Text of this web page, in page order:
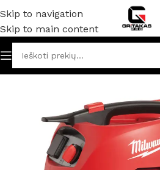
Skip to navigation
Skip to main content
Akumuliatoriniai ir elektriniai